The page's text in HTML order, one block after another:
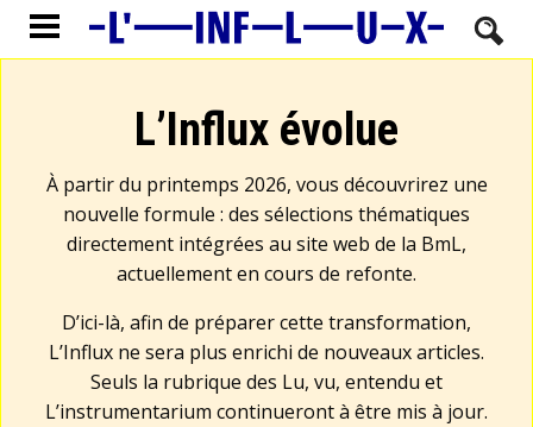
L’Influx évolue
À partir du printemps 2026, vous découvrirez une
nouvelle formule : des sélections thématiques
directement intégrées au site web de la BmL,
actuellement en cours de refonte.
D’ici-là, afin de préparer cette transformation,
L’Influx ne sera plus enrichi de nouveaux articles.
Seuls la rubrique des Lu, vu, entendu et
L’instrumentarium continueront à être mis à jour.